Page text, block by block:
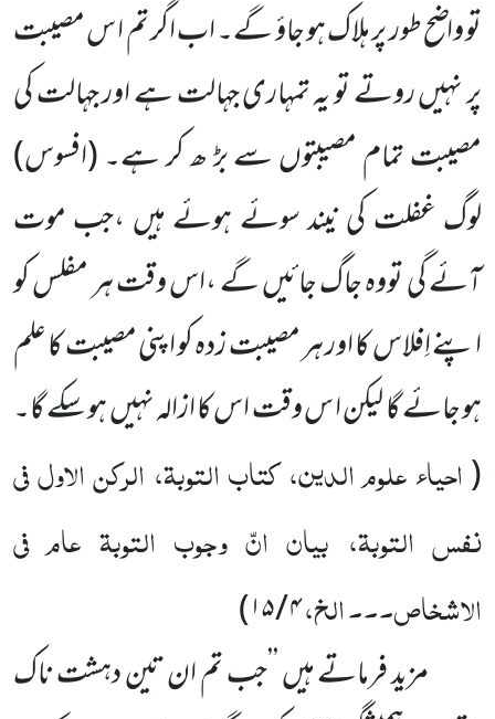
تو واضح طور پر ہلاک ہو جاؤ گے۔ اب اگر تم ا س مصیبت
پر نہیں روتے تو یہ تمہاری جہالت ہے اور جہالت کی
مصیبت تمام مصیبتوں سے بڑ ھ کر ہے۔ (افسوس)
لوگ غفلت کی نیند سوئے ہوئے ہیں ،جب موت
آئے گی تووہ جاگ جائیں گے ،اس وقت ہر مفلس کو
اپنے اِفلاس کا اور ہر مصیبت زدہ کو اپنی مصیبت کا علم
ہو جائے گا لیکن ا س وقت اس کا ازالہ نہیں ہو سکے گا۔
(احیاء علوم الدین، کتاب التوبۃ، الرکن الاول فی
نفس التوبۃ، بیان انّ وجوب التوبۃ عام فی
الاشخاص۔۔۔ الخ،۴ / ۱۵)
مزید فرماتے ہیں ’’جب تم ان تین دہشت ناک